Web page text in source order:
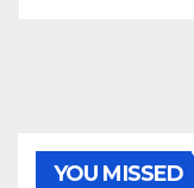
YOU MISSED